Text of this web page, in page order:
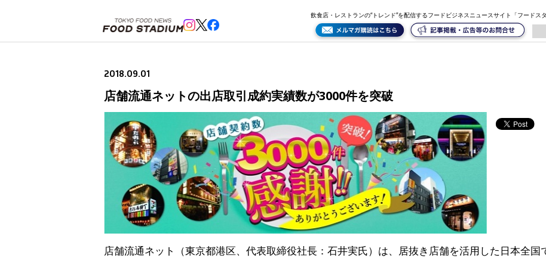
飲食店・レストランの“トレンド”を配信するフードビジネスニュースサイト「フードスタ
2018.09.01
店舗流通ネットの出店取引成約実績数が3000件を突破
店舗流通ネット（東京都港区、代表取締役社長：石井実氏）は、居抜き店舗を活用した日本全国